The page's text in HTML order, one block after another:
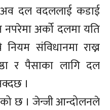
दल वदललाई कडाई
अर्को दलमा यति
संविधानमा राख्न
र पैसाका लागि दल
।
छ । जेन्जी आन्दोलनले